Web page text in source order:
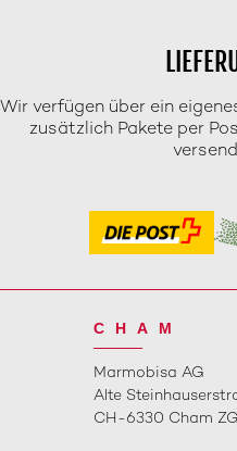
Wir verfügen über ein
zusätzlich Pakete per
CHAM
Marmobisa AG
Alte
CH-6330 Cham ZG